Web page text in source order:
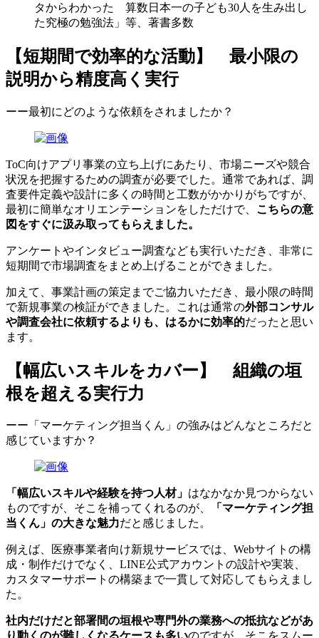
タからわかった 算数日本一の子ども30人を生み出し
た究極の勉強法」等、著書多数
【短期間で効率的な活動】 最小限の
説明から精度高く実行
ーー最初にどのような依頼をされましたか？
ToC向けアプリ事業の立ち上げにあたり、市場ニーズや競合
状況を把握するための調査が必要でした。通常であれば、調
査要件定義や設計に多くの時間と工数がかかりがちですが、
最初に簡単なオリエンテーションをしただけで、 こちらの意
図をすぐに汲み取ってもらえました。
アンケートやインタビュー調査なども実行いただき、非常に
短期間で市場調査をまとめ上げることができました。
加えて、事業計画の策定までご協力いただき、最小限の時間
で新規事業の検証ができました。これは通常の外部コンサル
や調査会社に依頼するよりも、はるかに効率的だったと思い
ます。
【幅広いスキルをカバー】 組織の垣
根を超える実行力
ーー「マーケティング担当くん」の強みはどんなところだと
感じていますか？
「幅広いスキルや経験を持つ人材」 はなかなか見つからない
ものですが、そこを補ってくれるのが、
「マーケティング担
当くん」の大きな魅力だと感じました。
例えば、医療事業者向け新規サービスでは、Webサイトの構
成・制作だけでなく、LINE公式アカウントの設計や実装、
カスタマーサポートの構築まで一貫して対応してもらえまし
た。
社内だけだと部署間の垣根や専門外の業務への抵抗などがあ